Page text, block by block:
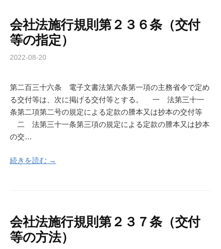
会社法施行規則第２３６条（交付
等の指定）
2022-08-20
第二百三十六条 電子文書法第六条第一項の主務省令で定め
る交付等は、次に掲げる交付等とする。 一 法第三十一
条第二項第二号の規定による定款の謄本又は抄本の交付等
二 法第三十一条第三項の規定による定款の謄本又は抄本
の交…
続きを読む →
会社法施行規則第２３７条（交付
等の方法）